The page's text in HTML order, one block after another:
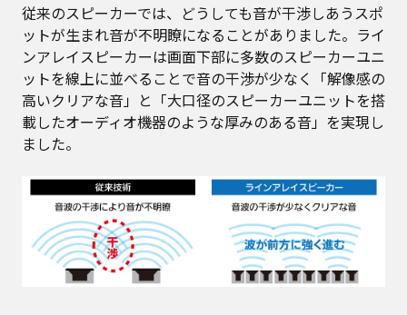
従来のスピーカーでは、どうしても音が干渉しあうスポ
ットが生まれ音が不明瞭になることがありました。ライ
ンアレイスピーカーは画面下部に多数のスピーカーユニ
ットを線上に並べることで音の干渉が少なく「解像感の
高いクリアな音」と「大口径のスピーカーユニットを搭
載したオーディオ機器のような厚みのある音」を実現し
ました。